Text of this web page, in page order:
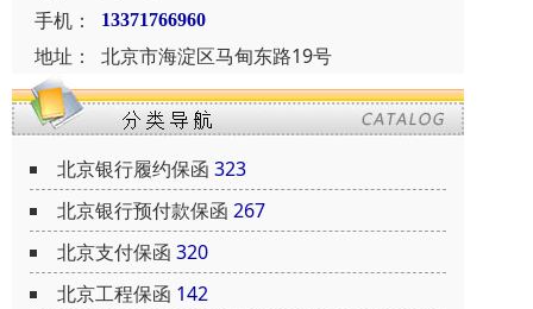
手机：
13371766960
地址： 北京市海淀区马甸东路19号
北京银行履约保函 323
北京银行预付款保函 267
北京支付保函 320
北京工程保函 142